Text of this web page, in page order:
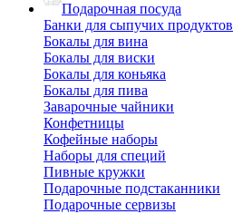
Подарочная посуда
Банки для сыпучих продуктов
Бокалы для вина
Бокалы для виски
Бокалы для коньяка
Бокалы для пива
Заварочные чайники
Конфетницы
Кофейные наборы
Наборы для специй
Пивные кружки
Подарочные подстаканники
Подарочные сервизы